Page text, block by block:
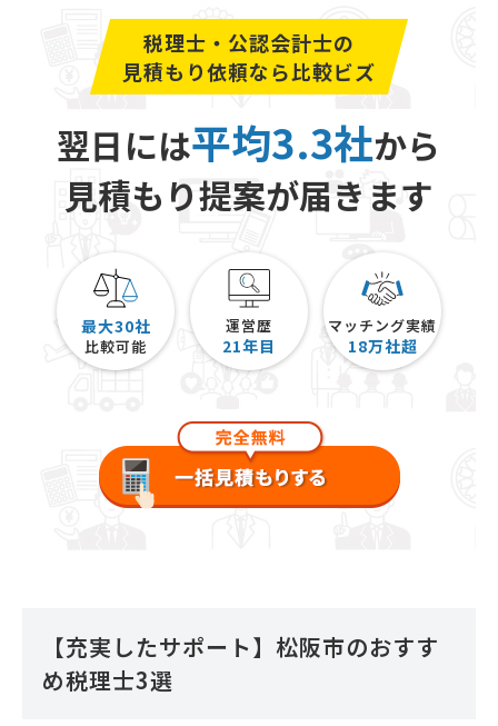
税理士・公認会計士の
見積もり依頼なら比較ビズ
翌日には平均3.3社から
見積もり提案が届きます
最大30社
比較可能
運営歴
21年目
マッチング実績
18万社超
【充実したサポート】松阪市のおすす
め税理士3選